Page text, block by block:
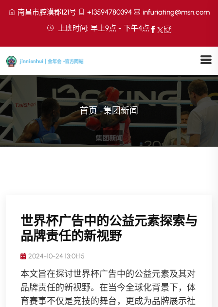
南昌市腔漠郡121号 +13594780394
infuriating@msn.com
上班时间: 早上9点 - 下午4点
首页 -集团新闻
世界杯广告中的公益元素探索与
品牌责任的新视野
2024-10-24 13:01:15
本文旨在探讨世界杯广告中的公益元素及其对
品牌责任的新视野。在当今全球化背景下，体
育赛事不仅是竞技的舞台，更成为品牌展示社